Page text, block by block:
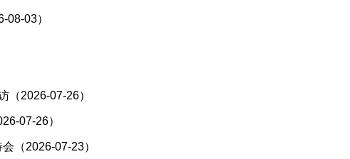
03）
（2026-07-26）
07-26）
（2026-07-23）